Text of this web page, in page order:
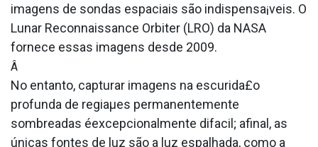
imagens de sondas espaciais são indispensa¡veis. O
Lunar Reconnaissance Orbiter (LRO) da NASA
fornece essas imagens desde 2009.
Â
No entanto, capturar imagens na escurida£o
profunda de regiaµes permanentemente
sombreadas éexcepcionalmente difa­cil; afinal, as
únicas fontes de luz são a luz espalhada, como a